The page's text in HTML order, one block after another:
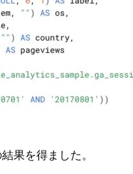
果を得ました。